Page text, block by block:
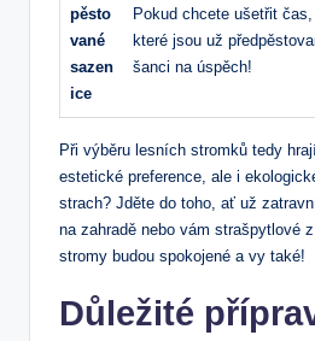
pěsto
vané
sazen
ice
Pokud chcete ušetřit
které jsou už
šanci na úspěch!
Při výběru lesních stromků tedy
estetické preference, ale i
strach? Jděte do toho, ať už
na zahradě nebo vám strašpytlové
stromy budou spokojené a vy také!
Důležité